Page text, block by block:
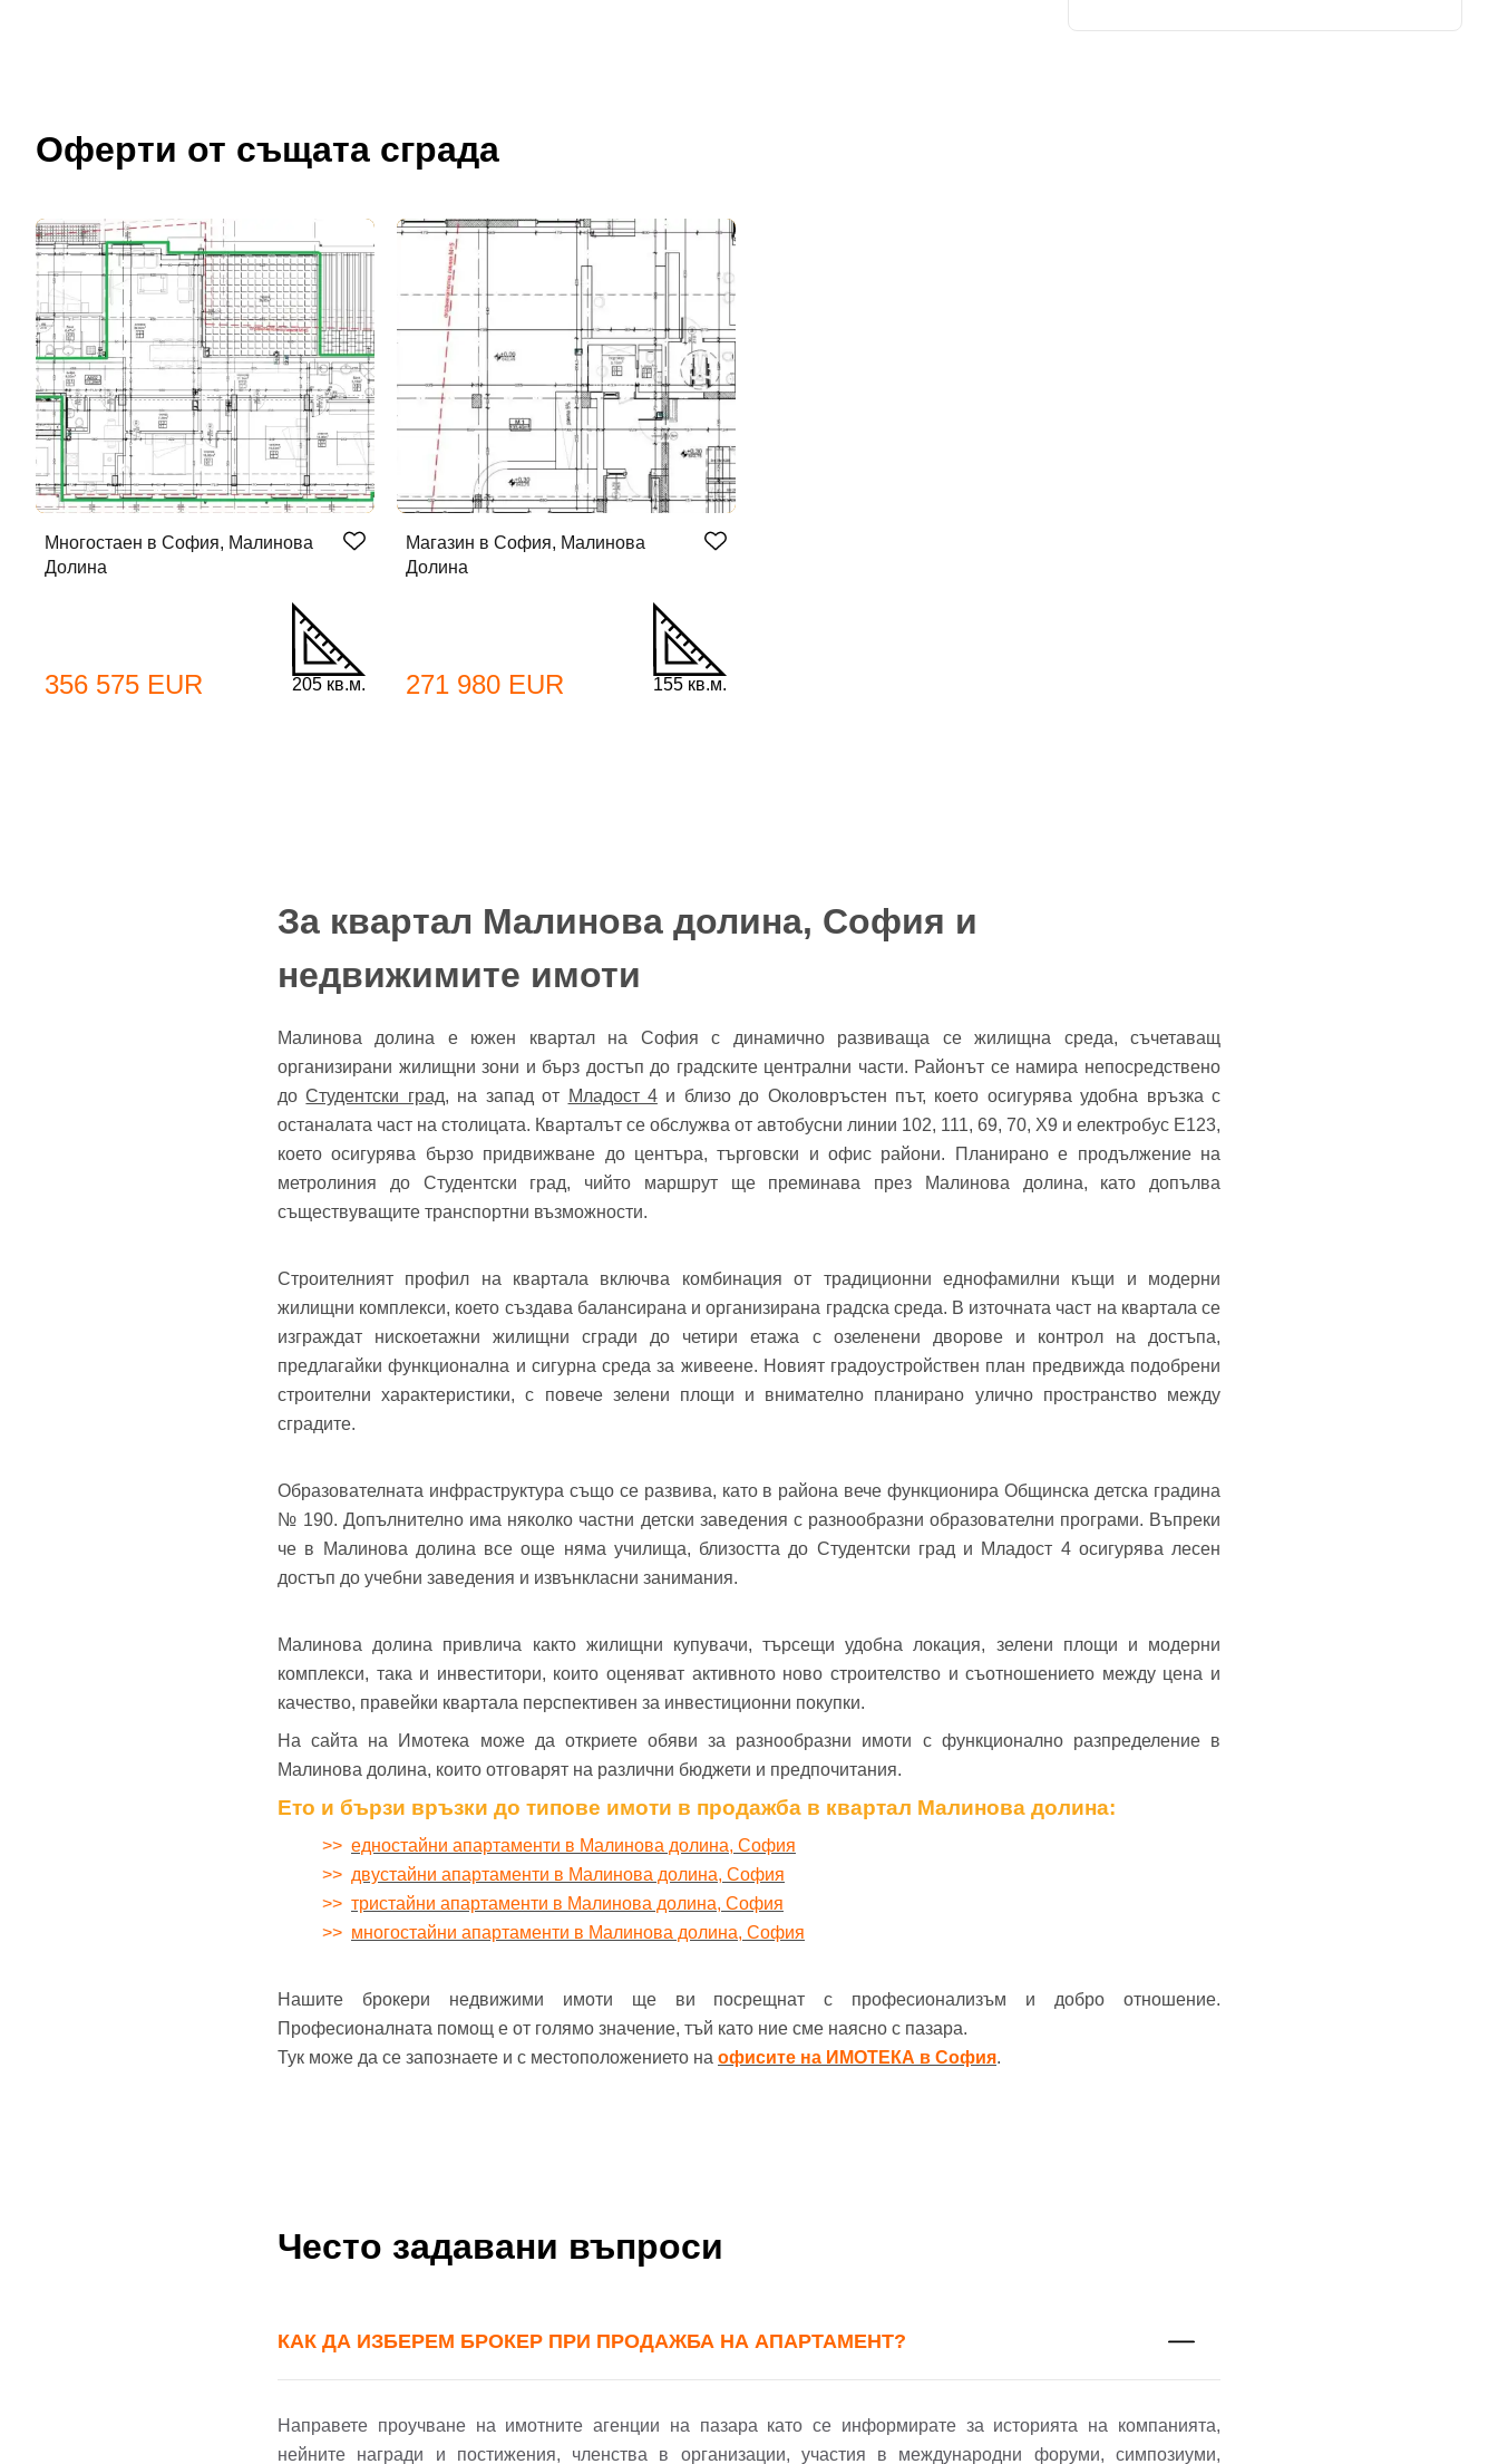
Парола
Забравена парола?
Вход
Вход като гост
Вход с Google Вход с Facebook
Оферти от същата сграда
Многостаен в София, Малинова
Долина
356 575 EUR 205 кв.м.
Магазин в София, Малинова
Долина
271 980 EUR 155 кв.м.
За квартал Малинова долина, София и
недвижимите имоти
Малинова долина е южен квартал на София с динамично развиваща се жилищна среда, съчетаващ
организирани жилищни зони и бърз достъп до градските централни части. Районът се намира непосредствено
доСтудентски град, на запад от Младост 4и близо до Околовръстен път, което осигурява удобна връзка с
останалата част на столицата. Кварталът се обслужва от автобусни линии 102, 111, 69, 70, Х9 и електробус E123,
което осигурява бързо придвижване до центъра, търговски и офис райони. Планирано е продължение на
метролиния до Студентски град, чийто маршрут ще преминава през Малинова долина, като допълва
съществуващите транспортни възможности.
Строителният профил на квартала включва комбинация от традиционни еднофамилни къщи и модерни
жилищни комплекси, което създава балансирана и организирана градска среда. В източната част на квартала се
изграждат нискоетажни жилищни сгради до четири етажа с озеленени дворове и контрол на достъпа,
предлагайки функционална и сигурна среда за живеене. Новият градоустройствен план предвижда подобрени
строителни характеристики, с повече зелени площи и внимателно планирано улично пространство между
сградите.
Образователната инфраструктура също се развива, като в района вече функционира Общинска детска градина
№ 190. Допълнително има няколко частни детски заведения с разнообразни образователни програми. Въпреки
че в Малинова долина все още няма училища, близостта до Студентски град и Младост 4 осигурява лесен
достъп до учебни заведения и извънкласни занимания.
Малинова долина привлича както жилищни купувачи, търсещи удобна локация, зелени площи и модерни
комплекси, така и инвеститори, които оценяват активното ново строителство и съотношението между цена и
качество, правейки квартала перспективен за инвестиционни покупки.
На сайта на Имотека може да откриете обяви за разнообразни имоти с функционално разпределение в
Малинова долина, които отговарят на различни бюджети и предпочитания.
Ето и бързи връзки до типове имоти в продажба в квартал Малинова долина:
>> едностайни апартаменти в Малинова долина, София
>> двустайни апартаменти в Малинова долина, София
>> тристайни апартаменти в Малинова долина, София
>> многостайни апартаменти в Малинова долина, София
Нашите брокери недвижими имоти ще ви посрещнат с професионализъм и добро отношение.
Професионалната помощ е от голямо значение, тъй като ние сме наясно с пазара.
Тук може да се запознаете и с местоположението на офисите на ИМОТЕКА в София.
Често задавани въпроси
КАК ДА ИЗБЕРЕМ БРОКЕР ПРИ ПРОДАЖБА НА АПАРТАМЕНТ?
Направете проучване на имотните агенции на пазара като се информирате за историята на компанията,
нейните награди и постижения, членства в организации, участия в международни форуми, симпозиуми,
Телефон*